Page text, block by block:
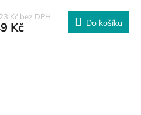
Kč bez DPH
Kč Do košíku